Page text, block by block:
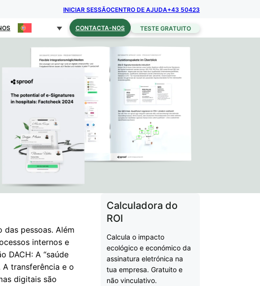
INICIAR SESSÃOCENTRO DE AJUDA+43 50423
CONTACTA-NOS TESTE GRATUITO
pessoas. Além
internos e
DACH: A “saúde
transferência e o
digitais são
Calculadora do
ROI
Calcula o impacto
ecológico e económico da
assinatura eletrónica na
tua empresa. Gratuito e
não vinculativo.